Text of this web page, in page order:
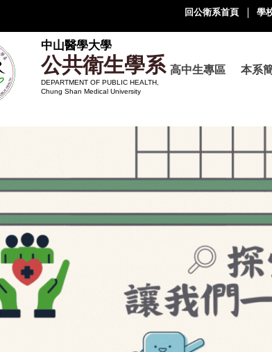
中山醫學大學
公共衛生學系
DEPARTMENT OF PUBLIC HEALTH,
Chung Shan Medical University
高中生專區 本系
回公衛系首頁 學